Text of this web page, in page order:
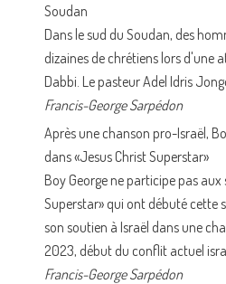
Soudan
Dans le sud du Soudan, des
dizaines de chrétiens lors d'une
Dabbi. Le pasteur Adel Idris
Francis-George Sarpédon
Après une chanson pro-Israël,
dans «Jesus Christ Superstar»
Boy George ne participe pas
Superstar» qui ont débuté cette
son soutien à Israël dans une
2023, début du conflit actuel
Francis-George Sarpédon